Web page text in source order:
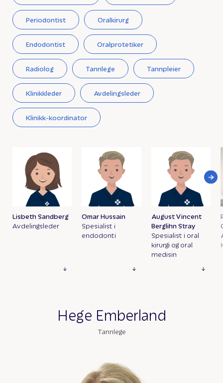
Periodontist Oralkirurg
Endodontist Oralprotetiker
Radiolog Tannlege Tannpleier
Klinikkleder Avdelingsleder
Klinikk-koordinator
Lisbeth Sandberg
Avdelingsleder
Omar Hussain
Spesialist i
endodonti
August Vincent
Berglihn Stray
Spesialist i oral
kirurgi og oral
medisin
Hege Emberland
Tannlege